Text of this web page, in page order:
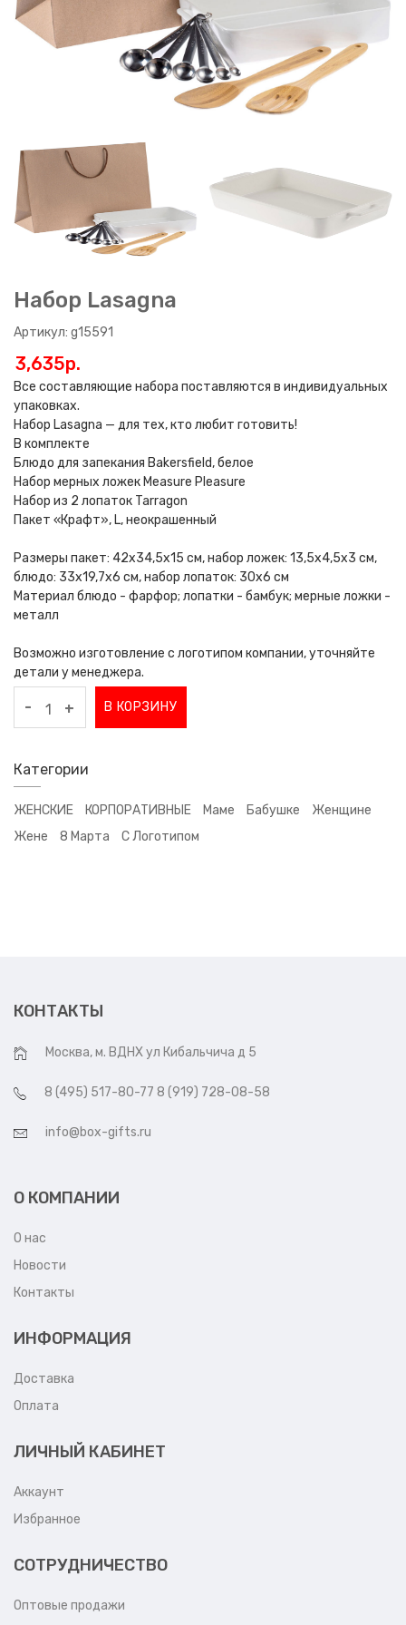
Набор Lasagna
Артикул: g15591
3,635p.
Все составляющие набора поставляются в индивидуальных
упаковках.
Набор Lasagna — для тех, кто любит готовить!
В комплекте
Блюдо для запекания Bakersfield, белое
Набор мерных ложек Measure Pleasure
Набор из 2 лопаток Tarragon
Пакет «Крафт», L, неокрашенный
Размеры пакет: 42х34,5х15 см, набор ложек: 13,5х4,5х3 см,
блюдо: 33x19,7x6 см, набор лопаток: 30х6 см
Материал блюдо - фарфор; лопатки - бамбук; мерные ложки -
металл
Возможно изготовление с логотипом компании, уточняйте
детали у менеджера.
- + В КОРЗИНУ
Категории
ЖЕНСКИЕ КОРПОРАТИВНЫЕ Маме Бабушке
Женщине
Жене
8 Марта С Логотипом
КОНТАКТЫ
Москва, м. ВДНХ ул Кибальчича д 5
8 (495) 517-80-77 8 (919) 728-08-58
info@box-gifts.ru
О КОМПАНИИ
О нас
Новости
Контакты
ИНФОРМАЦИЯ
Доставка
Оплата
ЛИЧНЫЙ КАБИНЕТ
Аккаунт
Избранное
СОТРУДНИЧЕСТВО
Оптовые продажи